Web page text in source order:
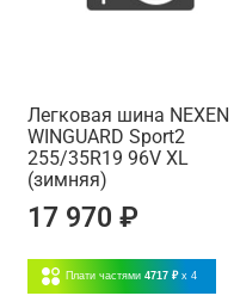
Легковая шина NEXEN
WINGUARD Sport2
255/35R19 96V XL
(зимняя)
17 970 ₽
Плати частями 4717 ₽ x 4